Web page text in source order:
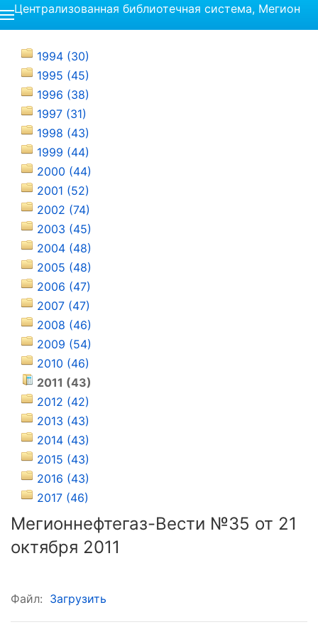
Централизованная библиотечная система, Мегион
1994 (30)
1995 (45)
1996 (38)
1997 (31)
1998 (43)
1999 (44)
2000 (44)
2001 (52)
2002 (74)
2003 (45)
2004 (48)
2005 (48)
2006 (47)
2007 (47)
2008 (46)
2009 (54)
2010 (46)
2011 (43)
2012 (42)
2013 (43)
2014 (43)
2015 (43)
2016 (43)
2017 (46)
Мегионнефтегаз-Вести №35 от 21
октября 2011
Файл: Загрузить